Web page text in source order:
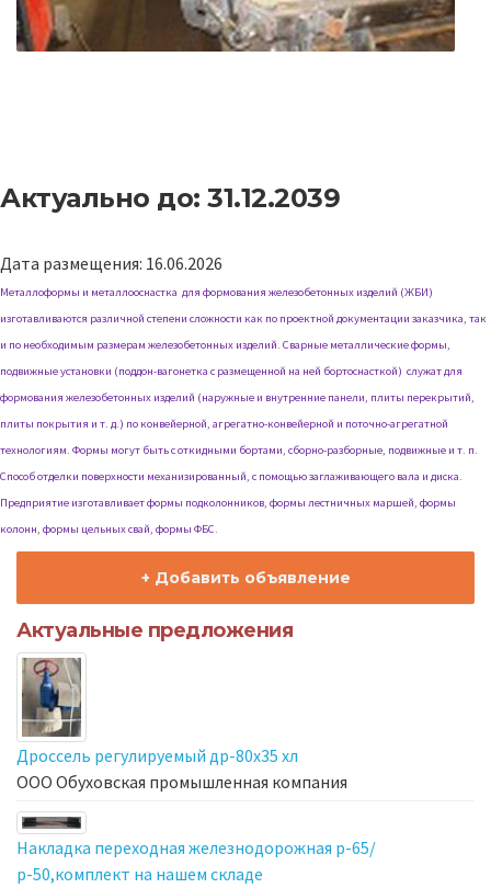
Актуально до: 31.12.2039
Дата размещения: 16.06.2026
Металлоформы и металлооcнастка для формования железобетонных изделий (ЖБИ)
изготавливаются различной степени сложности как по проектной документации заказчика, так
и по необходимым размерам железобетонных изделий. Сварные металлические формы,
подвижные установки (поддон-вагонетка с размещенной на ней бортоснасткой) служат для
формования железобетонных изделий (наружные и внутренние панели, плиты перекрытий,
плиты покрытия и т. д.) по конвейерной, агрегатно-конвейерной и поточно-агрегатной
технологиям. Формы могут быть с откидными бортами, сборно-разборные, подвижные и т. п.
Способ отделки поверхности механизированный, с помощью заглаживающего вала и диска.
Предприятие изготавливает формы подколонников, формы лестничных маршей, формы
колонн, формы цельных свай, формы ФБС.
+ Добавить объявление
Актуальные предложения
Дроссель регулируемый др-80х35 хл
ООО Обуховская промышленная компания
Накладка переходная железнодорожная р-65/
р-50,комплект на нашем складе